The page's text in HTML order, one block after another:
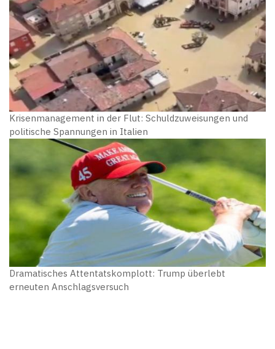
Krisenmanagement in der Flut: Schuldzuweisungen und
politische Spannungen in Italien
Dramatisches Attentatskomplott: Trump überlebt
erneuten Anschlagsversuch